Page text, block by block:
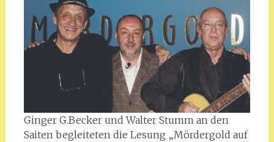
Ginger G.Becker und Walter Stumm an den
Saiten begleiteten die Lesung „Mördergold auf